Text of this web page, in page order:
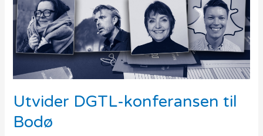
Utvider DGTL-konferansen til
Bodø
Bodø